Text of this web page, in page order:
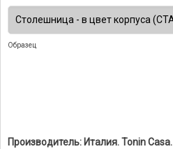
Образец
Производитель: Италия. Tonin Casa.